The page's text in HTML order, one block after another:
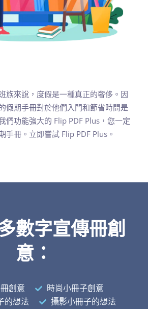
族來說，度假是一種真正的奢侈。因
假期手冊對於他們入門和節省時間是
們功能強大的 Flip PDF Plus，您一定
手冊。立即嘗試 Flip PDF Plus。
數字宣傳冊創
意：
創意
時尚小冊子創意
的想法
攝影小冊子的想法